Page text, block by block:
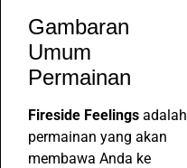
Gambaran
Umum
Permainan
Fireside Feelings adalah
permainan yang akan
membawa Anda ke